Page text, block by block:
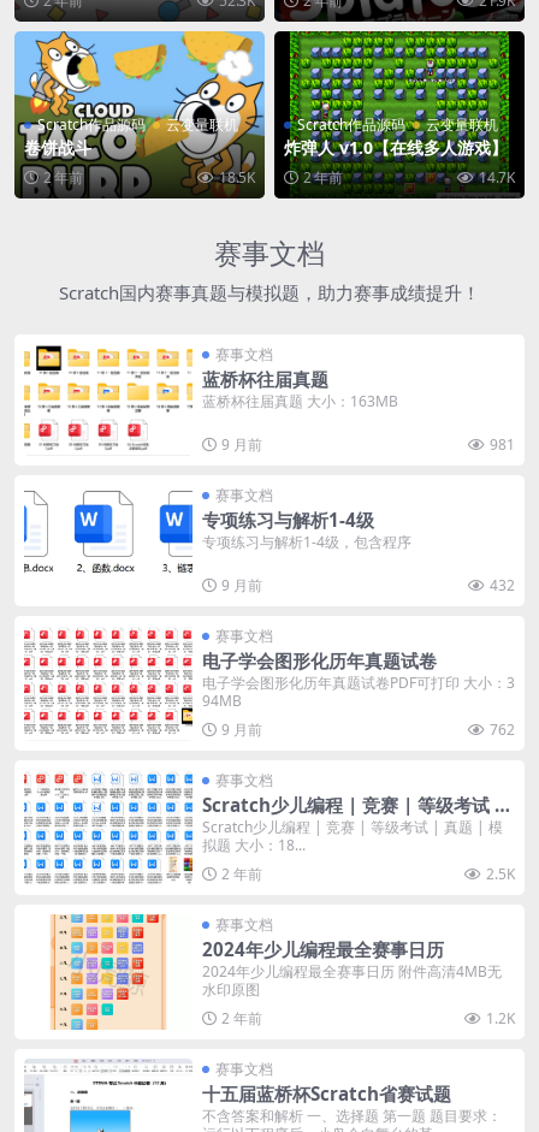
Scratch作品源码 云变量联机
卷饼战斗
2 年前 18.5K
Scratch作品源码 云变量联机
炸弹人 v1.0【在线多人游戏】
2 年前 14.7K
赛事文档
Scratch国内赛事真题与模拟题，助力赛事成绩提升！
赛事文档
蓝桥杯往届真题
蓝桥杯往届真题 大小：163MB
9 月前 981
赛事文档
专项练习与解析1-4级
专项练习与解析1-4级，包含程序
9 月前 432
赛事文档
电子学会图形化历年真题试卷
电子学会图形化历年真题试卷PDF可打印 大小：3
94MB
9 月前
762
赛事文档
Scratch少儿编程 | 竞赛 | 等级考试 |
真题 | 模拟题
Scratch少儿编程 | 竞赛 | 等级考试 | 真题 | 模
拟题 大小：18...
2 年前
2.5K
赛事文档
2024年少儿编程最全赛事日历
2024年少儿编程最全赛事日历 附件高清4MB无
水印原图
2 年前
1.2K
赛事文档
十五届蓝桥杯Scratch省赛试题
不含答案和解析 一、选择题 第一题 题目要求：